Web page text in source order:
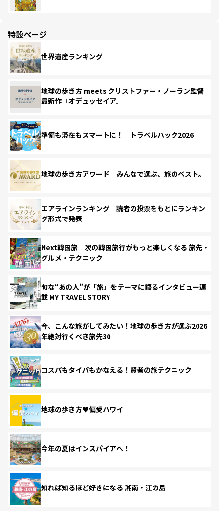
特設ページ
世界遺産ランキング
地球の歩き方 meets クリストファー・ノーラン監督
最新作『オデュッセイア』
準備も滞在もスマートに！ トラベルハック2026
地球の歩き方アワード みんなで選ぶ、旅のベスト。
エアラインランキング 読者の投票をもとにランキン
グ形式で発表
Next韓国旅 次の韓国旅行がもっと楽しくなる 旅先・
グルメ・テクニック
旬な“あの人”が「旅」をテーマに語るインタビュー連
載 MY TRAVEL STORY
今、こんな旅がしてみたい！地球の歩き方が選ぶ2026
年絶対行くべき旅先30
コスパもタイパもかなえる！賢者の旅テクニック
地球の歩き方♥偏愛ハワイ
今年の夏はインスパイアへ！
知れば知るほど好きになる 湘南・江の島